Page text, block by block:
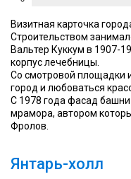
Визитная карточка
Строительством
Вальтер Куккум в 1907-
корпус лечебницы.
Со смотровой площадки
город и любоваться
С 1978 года фасад
мрамора, автором
Фролов.
Янтарь-холл